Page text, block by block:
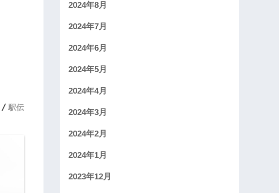
駅伝
2024年8月
2024年7月
2024年6月
2024年5月
2024年4月
2024年3月
2024年2月
2024年1月
2023年12月